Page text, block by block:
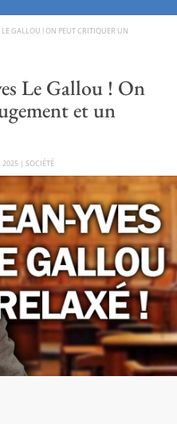
LE GALLOU ! ON PEUT CRITIQUER UN
Le Gallou ! On
et un
2025| SOCIÉTÉ